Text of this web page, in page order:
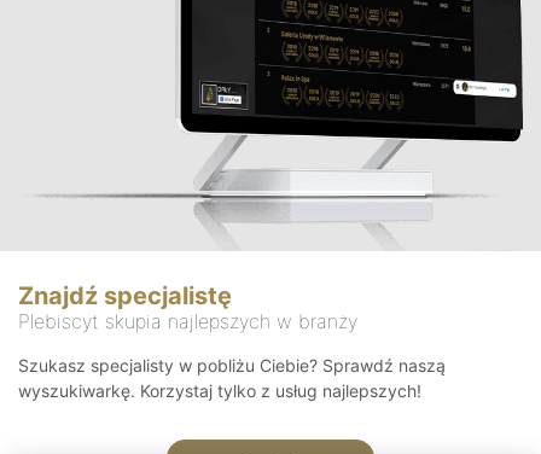
Znajdź specjalistę
Plebiscyt skupia najlepszych w branży
Szukasz specjalisty w pobliżu Ciebie? Sprawdź naszą
wyszukiwarkę. Korzystaj tylko z usług najlepszych!